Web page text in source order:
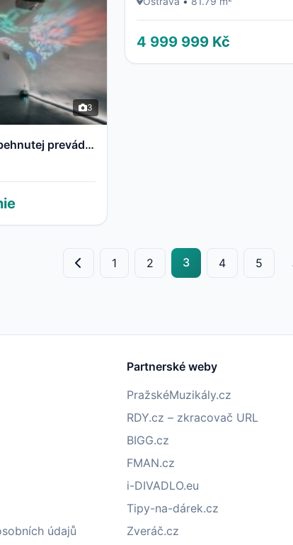
3
Odstúpenie zabehnutej prevádzky baru v centre Trenčína
4 999 999 Kč
1 2 3 4 5
údajů
Partnerské weby
PražskéMuzikály.cz
RDY.cz – zkracovač URL
BIGG.cz
FMAN.cz
i-DIVADLO.eu
Tipy-na-dárek.cz
Zveráč.cz